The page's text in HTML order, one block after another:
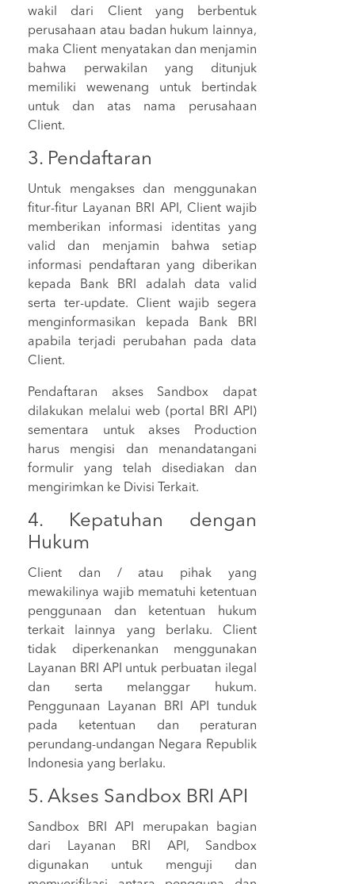
wakil dari Client yang berbentuk
perusahaan atau badan hukum lainnya,
maka Client menyatakan dan menjamin
bahwa perwakilan yang ditunjuk
memiliki wewenang untuk bertindak
untuk dan atas nama perusahaan
Client.
3. Pendaftaran
Untuk mengakses dan menggunakan
ﬁtur-ﬁtur Layanan BRI API, Client wajib
memberikan informasi identitas yang
valid dan menjamin bahwa setiap
informasi pendaftaran yang diberikan
kepada Bank BRI adalah data valid
serta ter-update. Client wajib segera
menginformasikan kepada Bank BRI
apabila terjadi perubahan pada data
Client.
Pendaftaran akses Sandbox dapat
dilakukan melalui web (portal BRI API)
sementara untuk akses Production
harus mengisi dan menandatangani
formulir yang telah disediakan dan
mengirimkan ke Divisi Terkait.
4. Kepatuhan dengan
Hukum
Client dan / atau pihak yang
mewakilinya wajib mematuhi ketentuan
penggunaan dan ketentuan hukum
terkait lainnya yang berlaku. Client
tidak diperkenankan menggunakan
Layanan BRI API untuk perbuatan ilegal
dan serta melanggar hukum.
Penggunaan Layanan BRI API tunduk
pada ketentuan dan peraturan
perundang-undangan Negara Republik
Indonesia yang berlaku.
5. Akses Sandbox BRI API
Sandbox BRI API merupakan bagian
dari Layanan BRI API, Sandbox
digunakan untuk menguji dan